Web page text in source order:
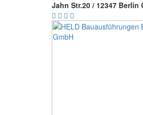
Jahn Str.20 / 12347 Berlin